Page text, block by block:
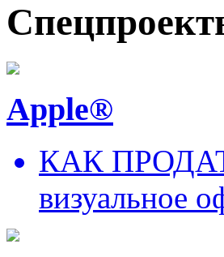
Apple®
КАК
визуальное